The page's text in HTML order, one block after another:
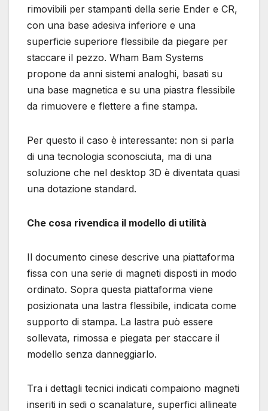
rimovibili per stampanti della serie Ender e CR,
con una base adesiva inferiore e una
superficie superiore flessibile da piegare per
staccare il pezzo. Wham Bam Systems
propone da anni sistemi analoghi, basati su
una base magnetica e su una piastra flessibile
da rimuovere e flettere a fine stampa.
Per questo il caso è interessante: non si parla
di una tecnologia sconosciuta, ma di una
soluzione che nel desktop 3D è diventata quasi
una dotazione standard.
Che cosa rivendica il modello di utilità
Il documento cinese descrive una piattaforma
fissa con una serie di magneti disposti in modo
ordinato. Sopra questa piattaforma viene
posizionata una lastra flessibile, indicata come
supporto di stampa. La lastra può essere
sollevata, rimossa e piegata per staccare il
modello senza danneggiarlo.
Tra i dettagli tecnici indicati compaiono magneti
inseriti in sedi o scanalature, superfici allineate